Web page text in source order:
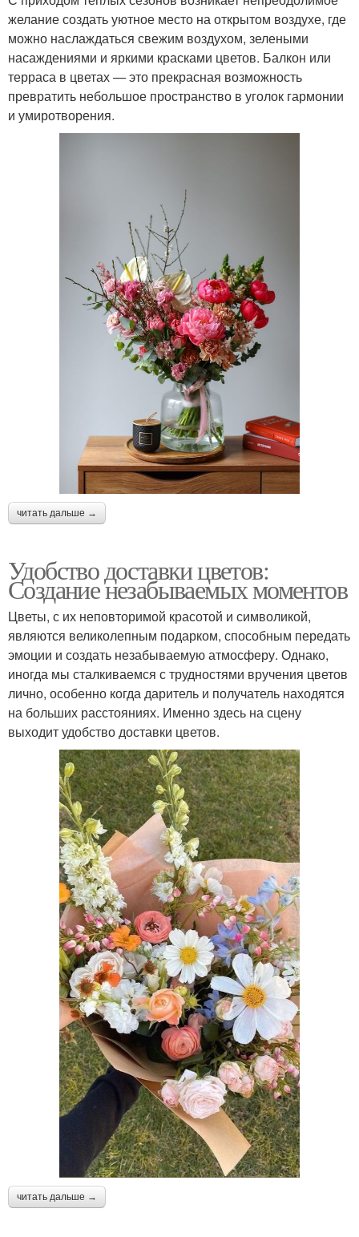
желание создать уютное место на открытом воздухе, где
можно наслаждаться свежим воздухом, зелеными
насаждениями и яркими красками цветов. Балкон или
терраса в цветах — это прекрасная возможность
превратить небольшое пространство в уголок гармонии
и умиротворения.
читать дальше →
Удобство доставки цветов:
Создание незабываемых моментов
Цветы, с их неповторимой красотой и символикой,
являются великолепным подарком, способным передать
эмоции и создать незабываемую атмосферу. Однако,
иногда мы сталкиваемся с трудностями вручения цветов
лично, особенно когда даритель и получатель находятся
на больших расстояниях. Именно здесь на сцену
выходит удобство доставки цветов.
читать дальше →